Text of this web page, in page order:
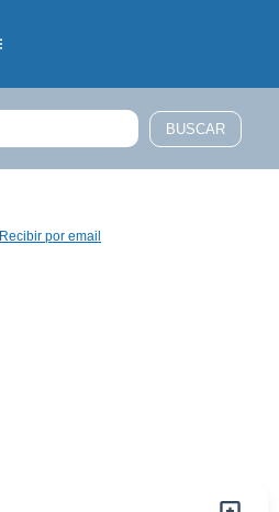
Recibir por email